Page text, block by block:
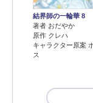
結界師の一輪華 8
著者 おだやか
原作 クレハ
キャラクター原案
ス